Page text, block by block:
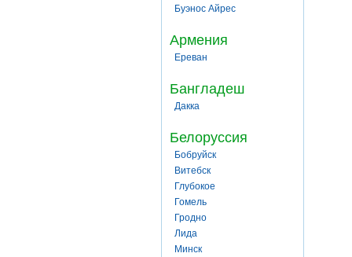
Буэнос Айрес
Армения
Ереван
Бангладеш
Дакка
Белоруссия
Бобруйск
Витебск
Глубокое
Гомель
Гродно
Лида
Минск